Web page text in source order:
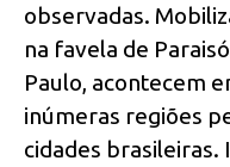
observadas.
na favela de
Paulo, acontecem
inúmeras regiões
cidades brasileiras.